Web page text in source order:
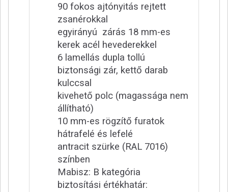
90 fokos ajtónyitás rejtett
zsanérokkal
egyirányú zárás 18 mm-es
kerek acél hevederekkel
6 lamellás dupla tollú
biztonsági zár, kettő darab
kulccsal
kivehető polc (magassága nem
állítható)
10 mm-es rögzítő furatok
hátrafelé és lefelé
antracit szürke (RAL 7016)
színben
Mabisz: B kategória
biztosítási értékhatár: